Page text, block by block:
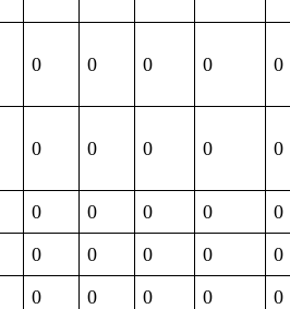
0 0 0 0 0
0 0 0 0 0
0 0 0 0 0
0 0 0 0 0
0 0 0 0 0